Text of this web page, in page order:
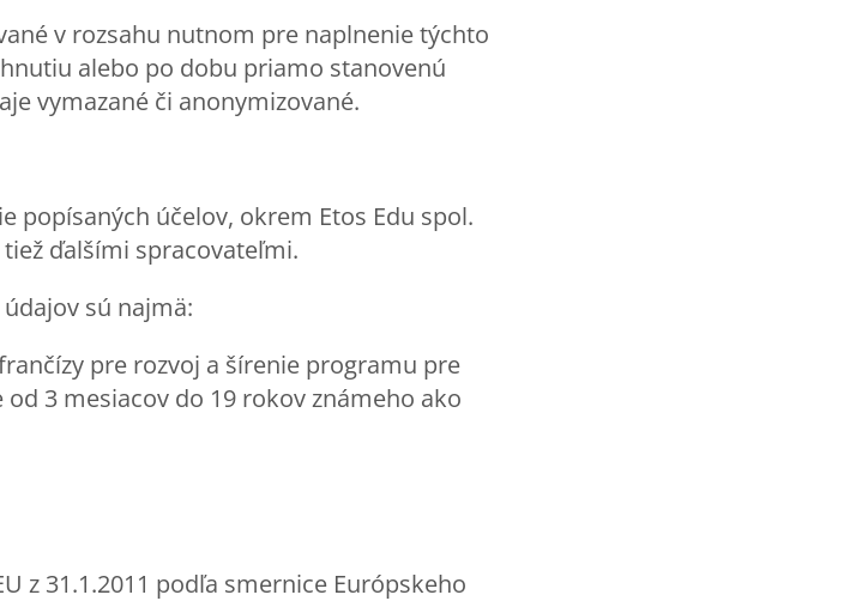
v rozsahu nutnom pre naplnenie týchto
alebo po dobu priamo stanovenú
vymazané či anonymizované.
popísaných účelov, okrem Etos Edu spol.
ďalšími spracovateľmi.
sú najmä:
pre rozvoj a šírenie programu pre
3 mesiacov do 19 rokov známeho ako
z 31.1.2011 podľa smernice Európskeho